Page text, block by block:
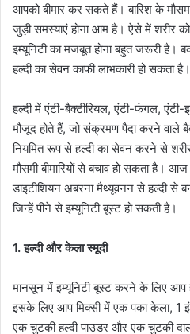
आपको बीमार कर सकते हैं। बारिश के
जुड़ी समस्याएं होना आम है। ऐसे में शरीर
इम्यूनिटी का मजबूत होना बहुत जरूरी है।
हल्दी का सेवन काफी लाभकारी हो सकता है।
हल्दी में एंटी-बैक्टीरियल, एंटी-फंगल,
मौजूद होते हैं, जो संक्रमण पैदा करने वाले
नियमित रूप से हल्दी का सेवन करने से
मौसमी बीमारियों से बचाव हो सकता है।
डाइटीशियन अबरना मैथ्यूवनन से हल्दी से
जिन्हें पीने से इम्यूनिटी बूस्ट हो सकती है।
1. हल्दी और केला स्मूदी
मानसून में इम्यूनिटी बूस्ट करने के लिए आप
इसके लिए आप मिक्सी में एक पका केला,
एक चुटकी हल्दी पाउडर और एक चुटकी